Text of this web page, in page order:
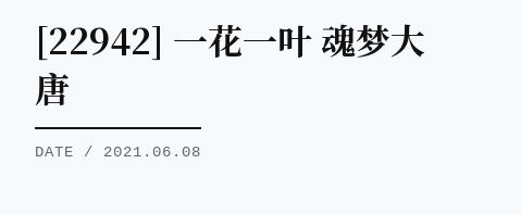
[22942] 一花一叶 魂梦大
唐
DATE / 2021.06.08